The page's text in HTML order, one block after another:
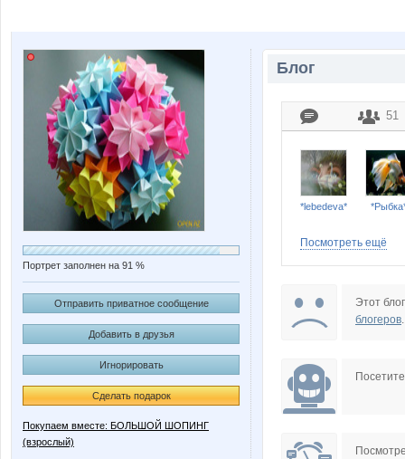
Портрет заполнен на 91 %
Отправить приватное сообщение
Добавить в друзья
Игнорировать
Сделать подарок
Покупаем вместе: БОЛЬШОЙ ШОПИНГ
(взрослый)
Блог
51
*lebedeva*
Olla
anniiss
Посмотреть ещё
Этот
блогеров.